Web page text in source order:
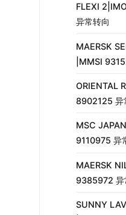
FLEXI
异常转向
MAERSK
|MMSI
ORIENTAL
8902125 异
MSC
9110975 异
MAERSK
9385972 异
SUNNY